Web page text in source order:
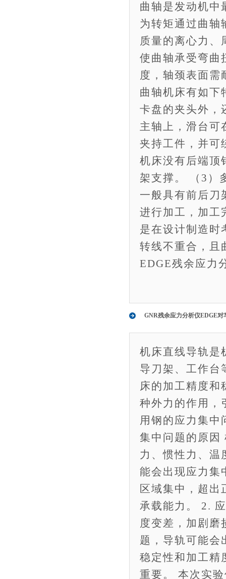
曲轴是发动机中
为转矩通过曲轴
质量的离心力、
使曲轴承受弯曲
度，轴颈表面需
曲轴机床有如下
卡盘的夹头外，
主轴上，滑台可
夹持工件，并可
机床没有后端顶
架支撑。 （3）
一般具有前后刀
进行加工，加工
是在设计制造时
转线不重合，且
EDGE残余应力
GNR残余应力分析仪EDGE对
机床直线导轨是
导刀架、工作台
床的加工精度和
种外力的作用，
用钢的应力集中
集中问题的原因
力、惯性力、温
能会出现应力集
区域集中，超
承载能力。 2.
度变差，加剧磨
题，导轨可能会
稳定性和加工精
重要。 本次实